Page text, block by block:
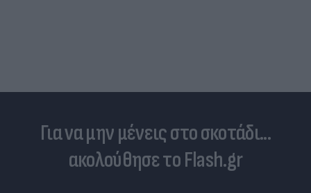
Για να μην μένεις στο σκοτάδι...
ακολούθησε το Flash.gr